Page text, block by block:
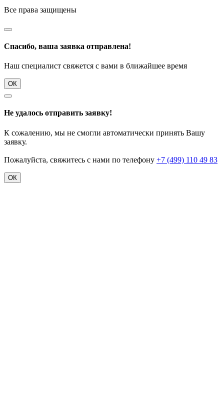
Все права защищены
Спасибо, ваша заявка отправлена!
Наш специалист свяжется с вами в ближайшее время
ОК
Не удалось отправить заявку!
К сожалению, мы не смогли автоматически принять Вашу
заявку.
Пожалуйста, свяжитесь с нами по телефону +7 (499) 110 49 83
ОК